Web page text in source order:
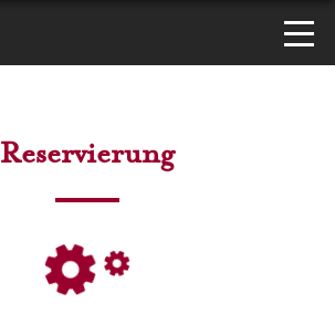
Reservierung